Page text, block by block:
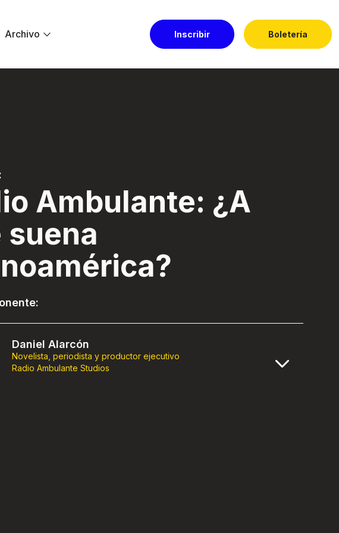
Archivo Inscribir Boletería
Ambulante: ¿A
suena
Daniel Alarcón
Novelista, periodista y productor ejecutivo
Radio Ambulante Studios